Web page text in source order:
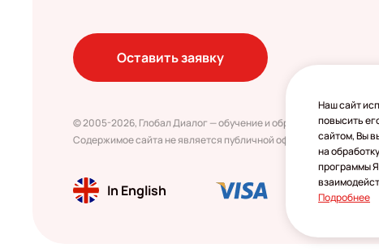
Оставить заявку
© 2005-2026, Глобал Диалог — обучение и образование за
Содержимое сайта не является публичной офертой
In English
Наш сайт
повысить
сайтом, Вы
на
программы
Подробнее